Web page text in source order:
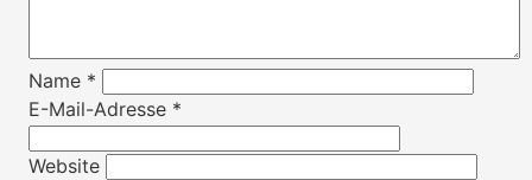
Name *
E-Mail-Adresse *
Website